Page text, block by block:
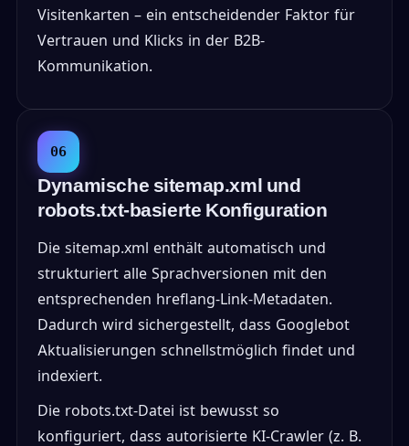
Visitenkarten – ein entscheidender Faktor für
Vertrauen und Klicks in der B2B-
Kommunikation.
06
Dynamische sitemap.xml und
robots.txt-basierte Konfiguration
Die sitemap.xml enthält automatisch und
strukturiert alle Sprachversionen mit den
entsprechenden hreflang-Link-Metadaten.
Dadurch wird sichergestellt, dass Googlebot
Aktualisierungen schnellstmöglich findet und
indexiert.
Die robots.txt-Datei ist bewusst so
konfiguriert, dass autorisierte KI-Crawler (z. B.